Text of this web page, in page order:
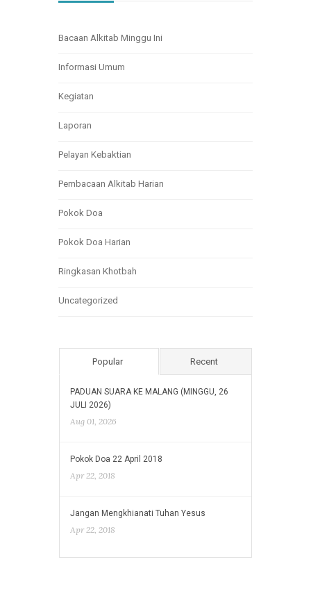
Bacaan Alkitab Minggu Ini
Informasi Umum
Kegiatan
Laporan
Pelayan Kebaktian
Pembacaan Alkitab Harian
Pokok Doa
Pokok Doa Harian
Ringkasan Khotbah
Uncategorized
Popular Recent
PADUAN SUARA KE MALANG (MINGGU, 26
JULI 2026)
Aug 01, 2026
Pokok Doa 22 April 2018
Apr 22, 2018
Jangan Mengkhianati Tuhan Yesus
Apr 22, 2018